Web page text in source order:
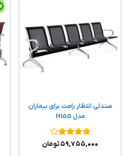
صندلی انتظار راحت برای بیماران
مدل H155
نمره۴
۵۹,۷۵۵,۰۰۰تومان